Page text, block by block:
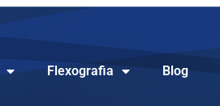
Flexografia Blog